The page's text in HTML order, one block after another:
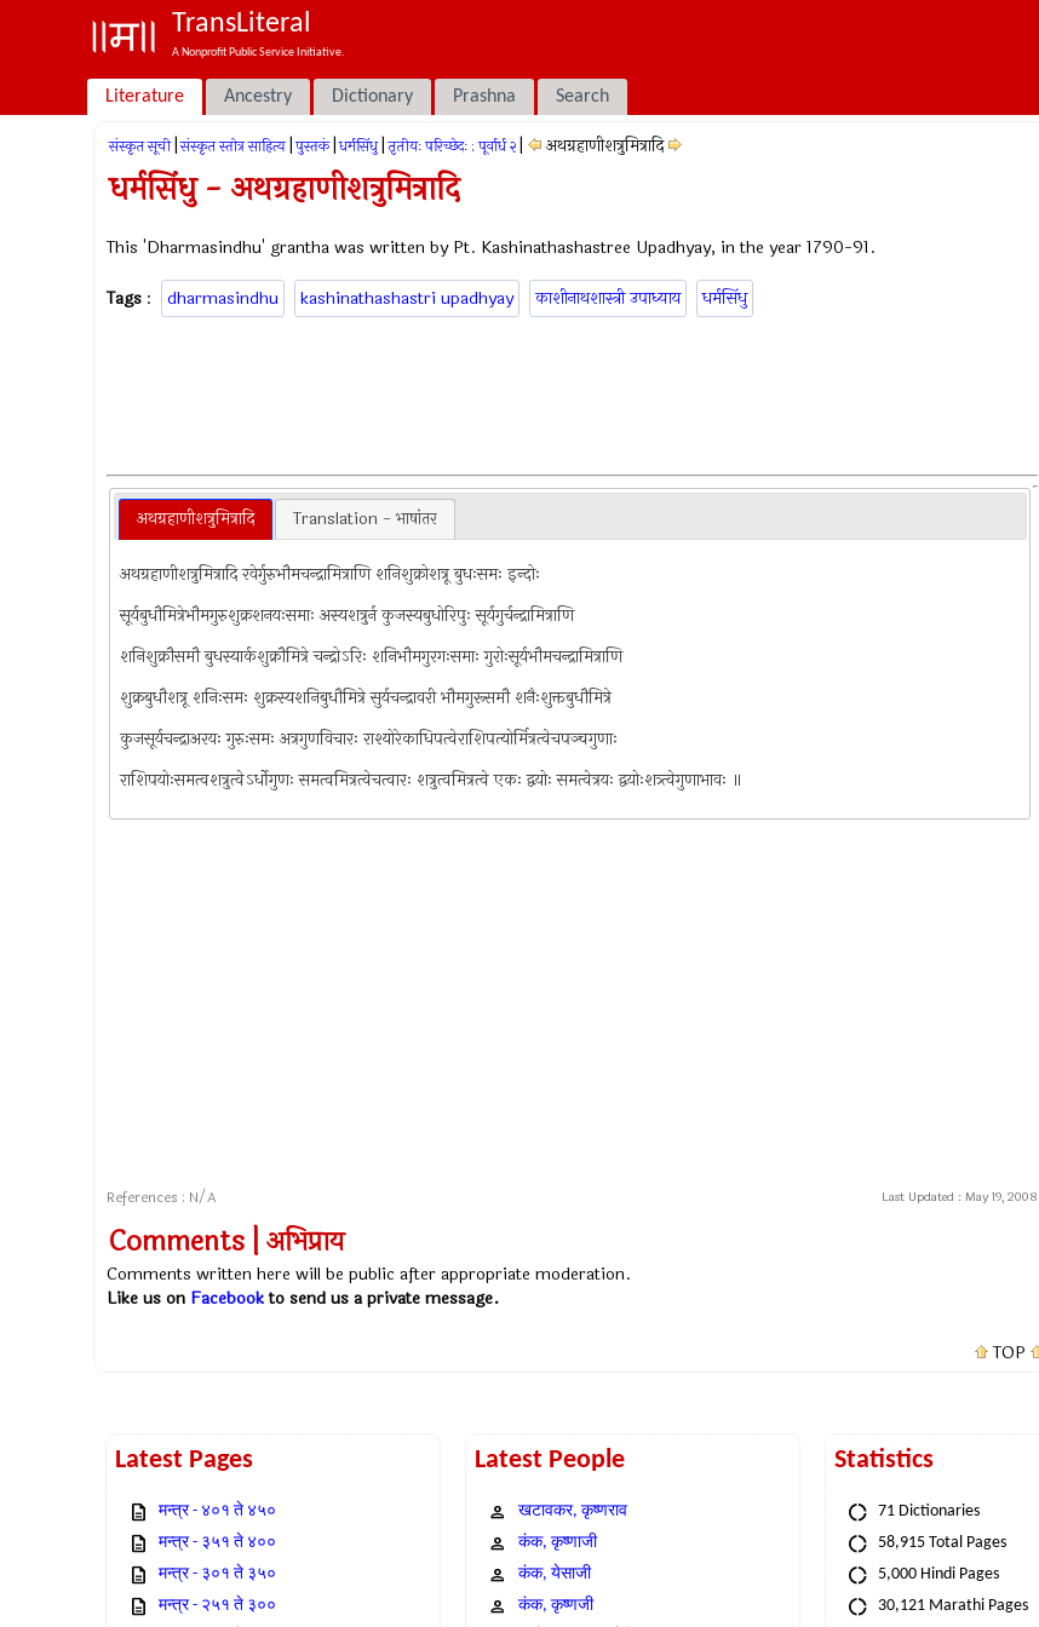
TransLiteral
A Nonprofit Public Service Initiative.
Literature Ancestry Dictionary Prashna Search
संस्कृत सूची संस्कृत स्तोत्र साहित्य पुस्तकं धर्मसिंधु तृतीयः परिच्छेदः : पूर्वार्ध २ अथग्रहाणीशत्रुमित्रादि
धर्मसिंधु - अथग्रहाणीशत्रुमित्रादि
This 'Dharmasindhu' grantha was written by Pt. Kashinathashastree Upadhyay, in the year 1790-91.
Tags : dharmasindhu kashinathashastri upadhyay काशीनाथशास्त्री उपाध्याय धर्मसिंधु
अथग्रहाणीशत्रुमित्रादि Translation - भाषांतर
अथग्रहाणीशत्रुमित्रादि रवेर्गुरुभौमचन्द्रामित्राणि शनिशुक्रोशत्रू बुधःसमः इन्दोः
सूर्यबुधौमित्रेभौमगुरुशुक्रशनयःसमाः अस्यशत्रुर्न कुजस्यबुधोरिपुः सूर्यगुर्चन्द्रामित्राणि
शनिशुक्रौसमौ बुधस्यार्कशुक्रौमित्रे चन्द्रोऽरिः शनिभौमगुरगःसमाः गुरोःसूर्यभौमचन्द्रामित्राणि
शुक्रबुधौशत्रू शनिःसमः शुक्रस्यशनिबुधौमित्रे सुर्यचन्द्रावरी भौमगुरूसमौ शनैःशुक्तबुधौमित्रे
कुजसूर्यचन्द्राअरयः गुरुःसमः अत्रगुणविचारः राश्योरेकाधिपत्वेराशिपत्योर्मित्रत्वेचपञ्चगुणाः
राशिपयोःसमत्वशत्रुत्वेऽर्धोगुणः समत्वमित्रत्वेचत्वारः शत्रुत्वमित्रत्वे एकः द्वयोः समत्वेत्रयः द्वयोःशत्र्त्वेगुणाभावः ॥
References : N/A Last Updated : May 19, 2008
Comments | अभिप्राय
Comments written here will be public after appropriate moderation.
Like us on Facebookto send us a private message.
TOP
Latest Pages
मन्त्र - ४०१ ते ४५०
मन्त्र - ३५१ ते ४००
मन्त्र - ३०१ ते ३५०
मन्त्र - २५१ ते ३००
Latest People
खटावकर, कृष्णराव
कंक, कृष्णाजी
कंक, येसाजी
कंक, कृष्णजी
Statistics
71 Dictionaries
58,915 Total Pages
5,000 Hindi Pages
30,121 Marathi Pages